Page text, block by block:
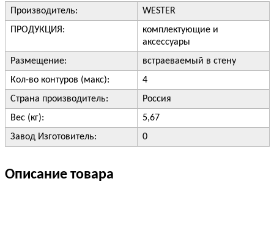
Производитель:
WESTER
ПРОДУКЦИЯ:
комплектующие и
аксессуары
Размещение:
встраеваемый в стену
Кол-во контуров (макс):
4
Страна производитель:
Россия
Вес (кг):
5,67
Завод Изготовитель:
0
Описание товара